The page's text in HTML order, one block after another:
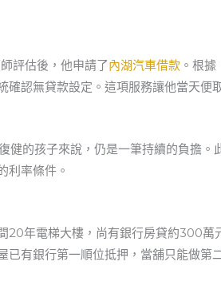
評估後，他申請了內湖汽車借款 。根
認無貸款設定。這項服務讓他當天便
的孩子來說，仍是一筆持續的負擔。
利率條件。
年電梯大樓，尚有銀行房貸約300萬
已有銀行第一順位抵押，當舖只能做第